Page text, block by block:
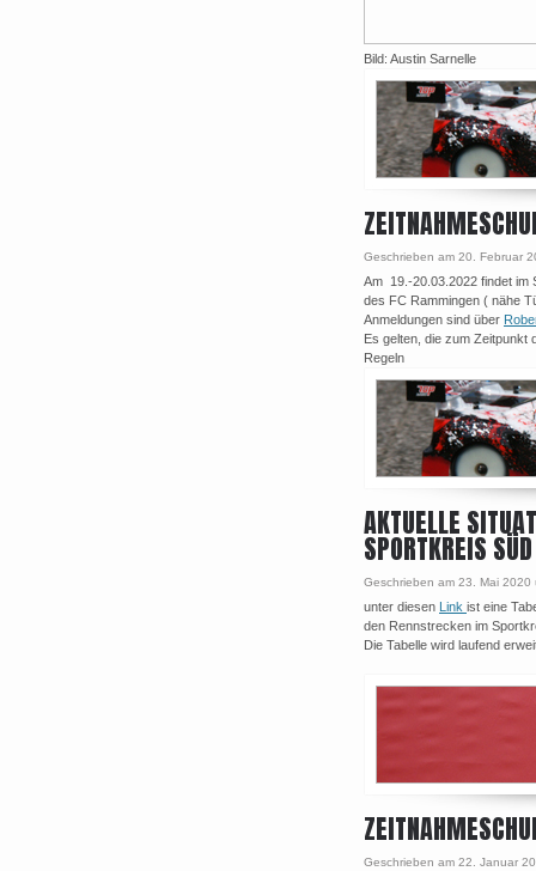
Bild: Austin Sarnelle
Geschrieben am 20. Februar
Am 19.-20.03.2022 findet im
des FC Rammingen ( nähe
Anmeldungen sind über
Es gelten, die zum Zeitpunkt
Regeln
AKTUELLE
SPORTKREIS SÜD
Geschrieben am 23. Mai 2020
unter diesen Link ist eine
den Rennstrecken im
Die Tabelle wird laufend
Geschrieben am 22. Januar